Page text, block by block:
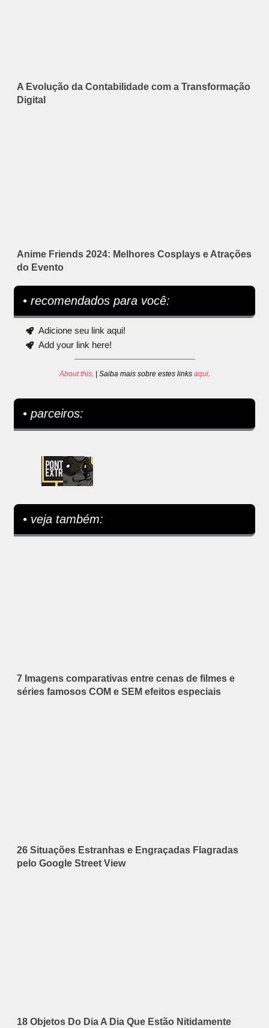
A Evolução da Contabilidade com a Transformação
Digital
Anime Friends 2024: Melhores Cosplays e Atrações
do Evento
• recomendados para você:
Adicione seu link aqui!
Add your link here!
About this. | Saiba mais sobre estes links aqui.
• parceiros:
• veja também:
7 Imagens comparativas entre cenas de filmes e
séries famosos COM e SEM efeitos especiais
26 Situações Estranhas e Engraçadas Flagradas
pelo Google Street View
18 Objetos Do Dia A Dia Que Estão Nitidamente